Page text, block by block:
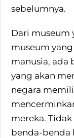
sebelumnya.
Dari museum
museum
manusia, ada
yang akan
negara
mereka.
benda-benda